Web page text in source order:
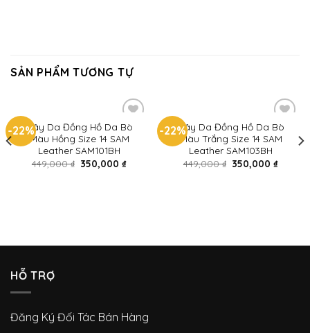
SẢN PHẨM TƯƠNG TỰ
-22%
Add to
wishlist
Dây Da Đồng Hồ Da Bò
Màu Hồng Size 14 SAM
Leather SAM101BH
449,000₫ 350,000₫
-22%
Add to
wishlist
Dây Da Đồng Hồ Da Bò
Màu Trắng Size 14 SAM
Leather SAM103BH
449,000₫ 350,000₫
HỖ TRỢ
Đăng Ký Đối Tác Bán Hàng